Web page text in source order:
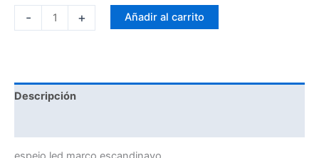
- + Añadir al carrito
Descripción